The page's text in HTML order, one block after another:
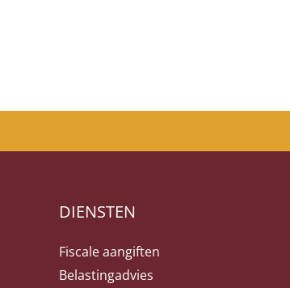
DIENSTEN
Fiscale aangiften
Belastingadvies